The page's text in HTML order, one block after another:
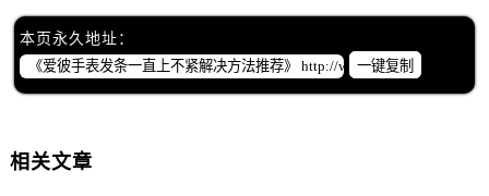
内蒙古自治区通辽市科尔沁区明仁大街爱彼售后服务中心（需提前预约）
本页永久地址：
一键复制
相关文章